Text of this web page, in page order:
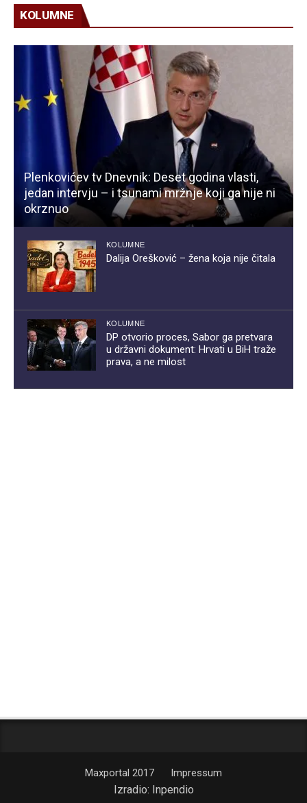
KOLUMNE
Plenkovićev tv Dnevnik: Deset godina vlasti,
jedan intervju – i tsunami mržnje koji ga nije ni
okrznuo
KOLUMNE
Dalija Orešković – žena koja nije čitala
KOLUMNE
DP otvorio proces, Sabor ga pretvara
u državni dokument: Hrvati u BiH traže
prava, a ne milost
Maxportal 2017 Impressum
Izradio: Inpendio